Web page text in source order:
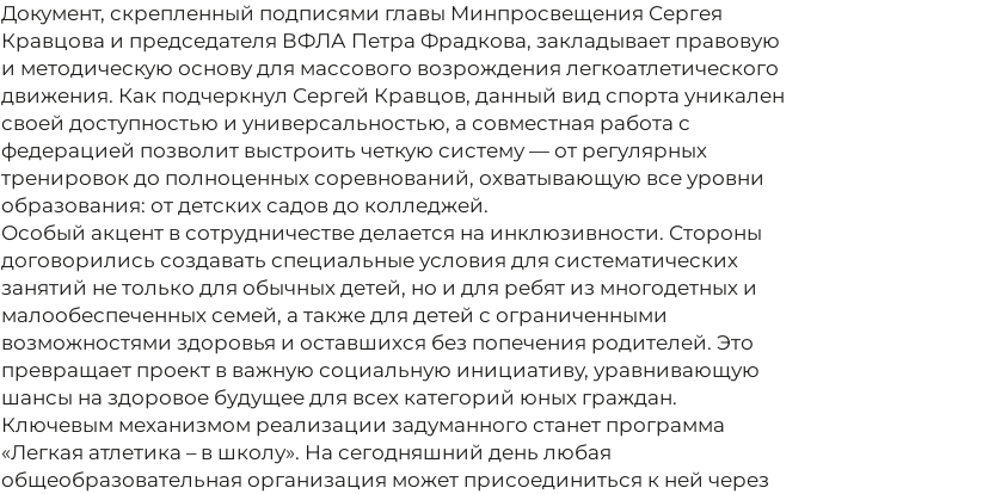
Документ, скрепленный подписями главы Минпросвещения Сергея
Кравцова и председателя ВФЛА Петра Фрадкова, закладывает правовую
и методическую основу для массового возрождения легкоатлетического
движения. Как подчеркнул Сергей Кравцов, данный вид спорта уникален
своей доступностью и универсальностью, а совместная работа с
федерацией позволит выстроить четкую систему — от регулярных
тренировок до полноценных соревнований, охватывающую все уровни
образования: от детских садов до колледжей.
Особый акцент в сотрудничестве делается на инклюзивности. Стороны
договорились создавать специальные условия для систематических
занятий не только для обычных детей, но и для ребят из многодетных и
малообеспеченных семей, а также для детей с ограниченными
возможностями здоровья и оставшихся без попечения родителей. Это
превращает проект в важную социальную инициативу, уравнивающую
шансы на здоровое будущее для всех категорий юных граждан.
Ключевым механизмом реализации задуманного станет программа
«Легкая атлетика – в школу». На сегодняшний день любая
общеобразовательная организация может присоединиться к ней через